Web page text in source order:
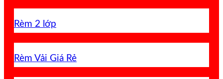
Rèm 2 lớp
Rèm Vải Giá Rẻ